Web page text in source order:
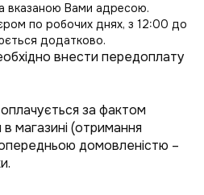
вказаною Вами адресою.
по робочих днях, з 12:00 до
додатково.
внести передоплату
за фактом
магазині (отримання
домовленістю –